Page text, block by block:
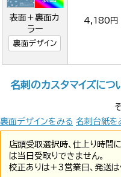
表面＋裏面カ
ラー
裏面デザイン
4,180円
名刺のカスタマイズにつ
裏面デザインをみる 名刺台紙を
店頭受取選択時、仕上り時間
は当日受取りできません。
校正ありは+3営業日、発送は